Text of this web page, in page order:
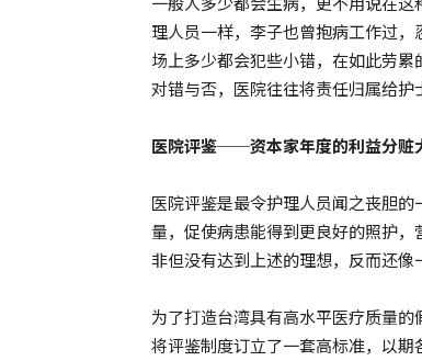
理人员一样，李子也曾抱病工作过
场上多少都会犯些小错，在如此劳
对错与否，医院往往将责任归属给护
医院评鉴──资本家年度的利益分赃
医院评鉴是最令护理人员闻之丧胆
量，促使病患能得到更良好的照护
非但没有达到上述的理想，反而还像
为了打造台湾具有高水平医疗质量的
将评鉴制度订立了一套高标准，以